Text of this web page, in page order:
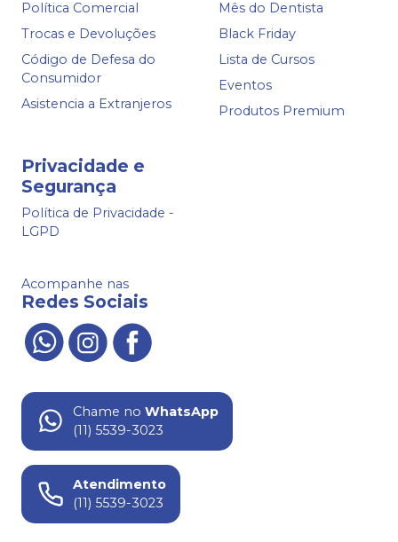
Política Comercial
Trocas e Devoluções
Código de Defesa do
Consumidor
Asistencia a Extranjeros
Mês do Dentista
Black Friday
Lista de Cursos
Eventos
Produtos Premium
Privacidade e
Segurança
Política de Privacidade -
LGPD
Acompanhe nas
Redes Sociais
Chame no WhatsApp
(11) 5539-3023
Atendimento
(11) 5539-3023